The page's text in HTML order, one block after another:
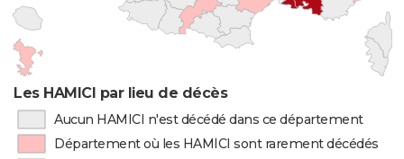
Les HAMICI par lieu de décès
Aucun HAMICI n'est décédé dans ce département
Département où les HAMICI sont rarement décédés